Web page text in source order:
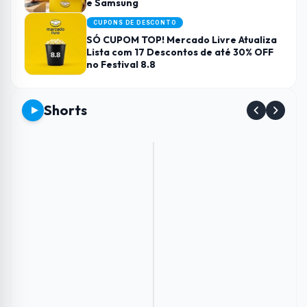
e Samsung
CUPONS DE DESCONTO
SÓ CUPOM TOP! Mercado Livre Atualiza
Lista com 17 Descontos de até 30% OFF
no Festival 8.8
Shorts